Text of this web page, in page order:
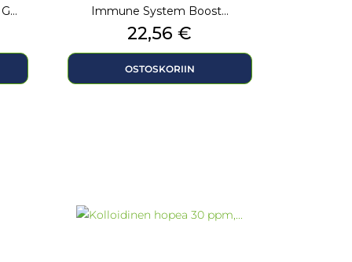
Immune System Boost...
Hinta
22,56 €
OSTOSKORIIN